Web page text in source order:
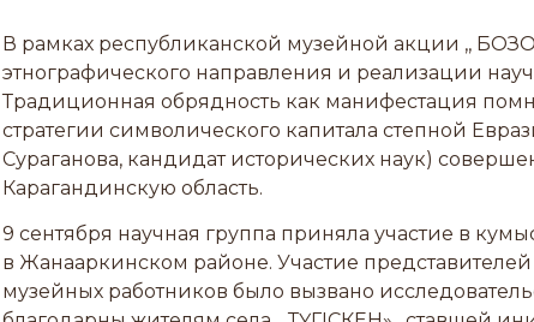
В рамках республиканской музейной акции ,,
этнографического направления и реализации
Традиционная обрядность как манифестация
стратегии символического капитала степной
Сураганова, кандидат исторических наук)
Карагандинскую область.
9 сентября научная группа приняла участие в
в Жанааркинском районе. Участие
музейных работников было вызвано